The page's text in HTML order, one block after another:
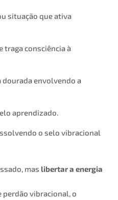
situação que ativa
traga consciência à
envolvendo a
aprendizado.
o selo vibracional
mas libertar a energia
perdão vibracional, o